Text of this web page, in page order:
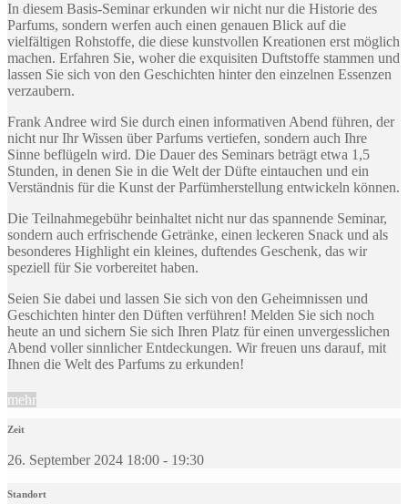
In diesem Basis-Seminar erkunden wir nicht nur die Historie des
Parfums, sondern werfen auch einen genauen Blick auf die
vielfältigen Rohstoffe, die diese kunstvollen Kreationen erst möglich
machen. Erfahren Sie, woher die exquisiten Duftstoffe stammen und
lassen Sie sich von den Geschichten hinter den einzelnen Essenzen
verzaubern.
Frank Andree wird Sie durch einen informativen Abend führen, der
nicht nur Ihr Wissen über Parfums vertiefen, sondern auch Ihre
Sinne beflügeln wird. Die Dauer des Seminars beträgt etwa 1,5
Stunden, in denen Sie in die Welt der Düfte eintauchen und ein
Verständnis für die Kunst der Parfümherstellung entwickeln können.
Die Teilnahmegebühr beinhaltet nicht nur das spannende Seminar,
sondern auch erfrischende Getränke, einen leckeren Snack und als
besonderes Highlight ein kleines, duftendes Geschenk, das wir
speziell für Sie vorbereitet haben.
Seien Sie dabei und lassen Sie sich von den Geheimnissen und
Geschichten hinter den Düften verführen! Melden Sie sich noch
heute an und sichern Sie sich Ihren Platz für einen unvergesslichen
Abend voller sinnlicher Entdeckungen. Wir freuen uns darauf, mit
Ihnen die Welt des Parfums zu erkunden!
mehr
Zeit
26. September 2024 18:00 - 19:30
Standort